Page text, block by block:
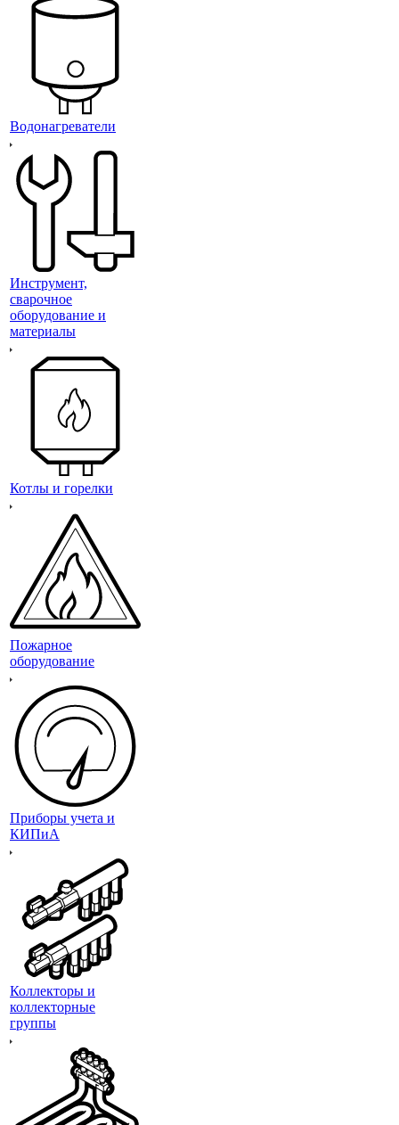
Водонагреватели
Инструмент,
сварочное
оборудование и
материалы
Котлы и горелки
Пожарное
оборудование
Приборы учета и
КИПиА
Коллекторы и
коллекторные
группы